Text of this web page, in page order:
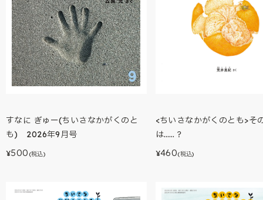
すなに ぎゅー(ちいさなかがくのと
も) 2026年9月号
¥500 (税込)
<ちいさなかがくのとも>そ
は……？
¥460(税込)